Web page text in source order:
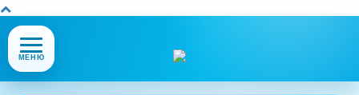
Открыть
или
МЕНЮ